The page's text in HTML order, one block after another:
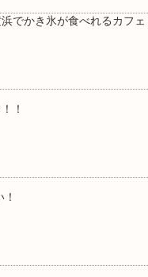
でかき氷が食べれるカフェ
！